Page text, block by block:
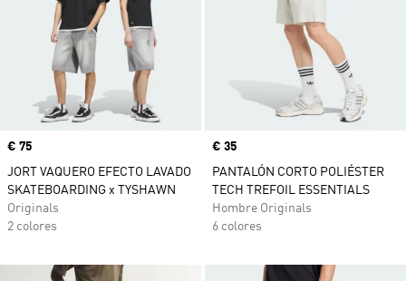
Precio
€ 75
JORT VAQUERO EFECTO LAVADO
SKATEBOARDING x TYSHAWN
Originals
2 colores
Precio
€ 35
PANTALÓN CORTO POLIÉSTER
TECH TREFOIL ESSENTIALS
Hombre Originals
6 colores